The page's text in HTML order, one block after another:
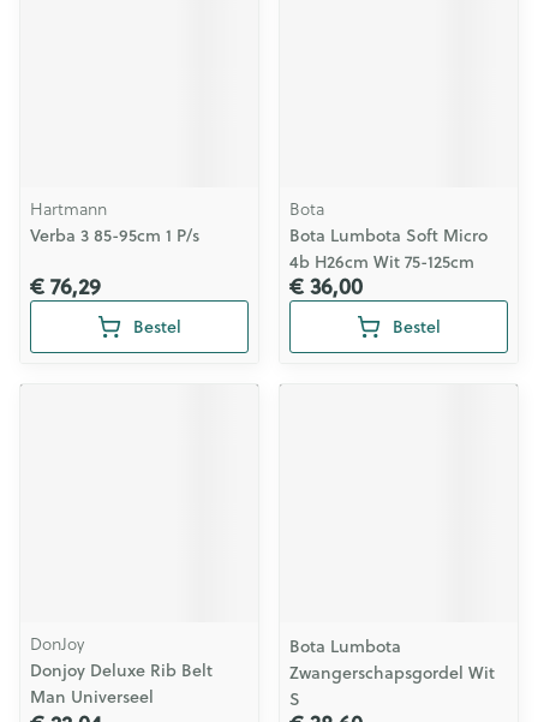
Hartmann
Verba 3 85-95cm 1 P/s
€ 76,29
Bestel
Bota
Bota Lumbota Soft Micro
4b H26cm Wit 75-125cm
€ 36,00
Bestel
DonJoy
Donjoy Deluxe Rib Belt
Man Universeel
Bota Lumbota
Zwangerschapsgordel Wit
S